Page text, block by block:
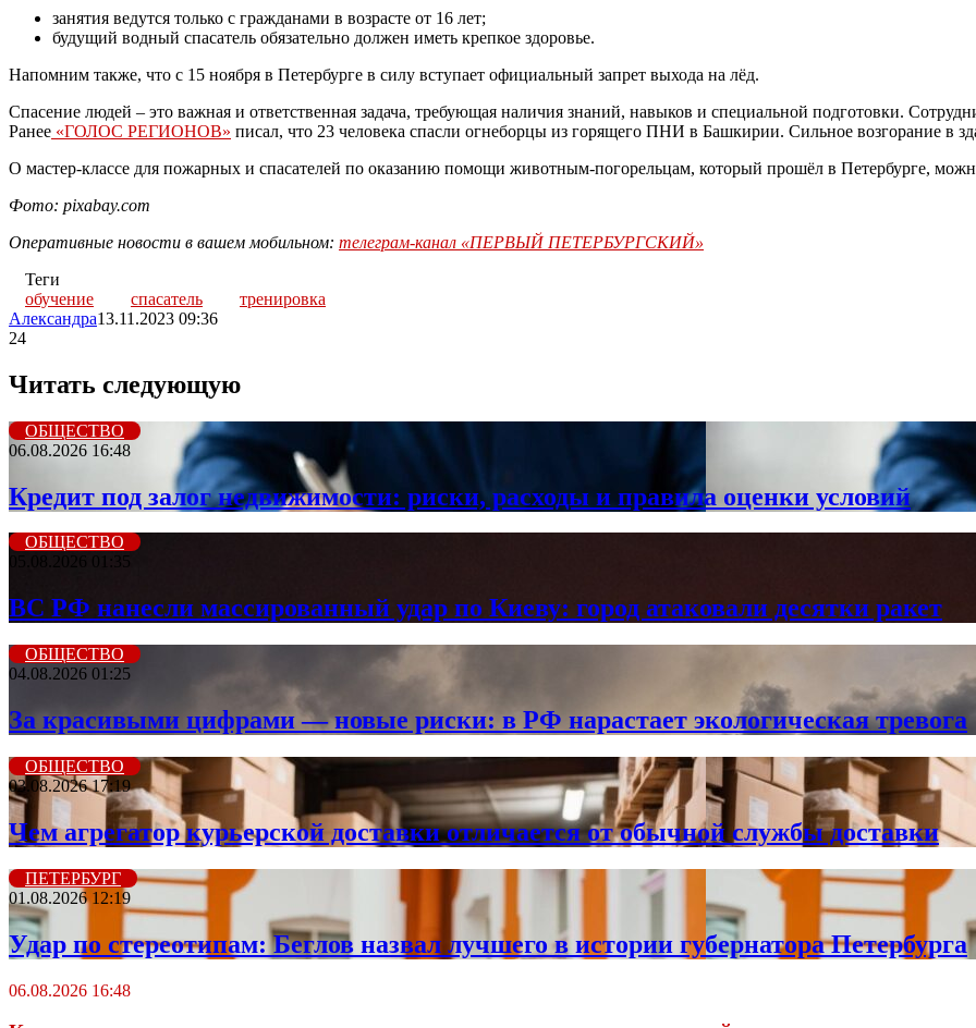
занятия ведутся только с гражданами в возрасте от 16 лет;
будущий водный спасатель обязательно должен иметь крепкое здоровье.
Напомним также, что с 15 ноября в Петербурге в силу вступает официальный запрет выхода на лёд.
Спасение людей – это важная и ответственная задача, требующая наличия знаний, навыков и специальной подготовки.
Ранее «ГОЛОС РЕГИОНОВ» писал, что 23 человека спасли огнеборцы из горящего ПНИ в Башкирии. Сильное возгорание в
О мастер-классе для пожарных и спасателей по оказанию помощи животным-погорельцам, который прошёл в Петербурге,
Фото: pixabay.com
Оперативные новости в вашем мобильном: телеграм-канал «ПЕРВЫЙ ПЕТЕРБУРГСКИЙ»
Теги
обучение
спасатель
тренировка
Александра13.11.2023 09:36
24
Читать следующую
ОБЩЕСТВО
06.08.2026 16:48
Кредит под залог недвижимости: риски, расходы и правила оценки условий
ОБЩЕСТВО
05.08.2026 01:35
ВС РФ нанесли массированный удар по Киеву: город атаковали десятки ракет
ОБЩЕСТВО
04.08.2026 01:25
За красивыми цифрами — новые риски: в РФ нарастает экологическая тревога
ОБЩЕСТВО
03.08.2026 17:19
Чем агрегатор курьерской доставки отличается от обычной службы доставки
ПЕТЕРБУРГ
01.08.2026 12:19
Удар по стереотипам: Беглов назвал лучшего в истории губернатора Петербурга
06.08.2026 16:48